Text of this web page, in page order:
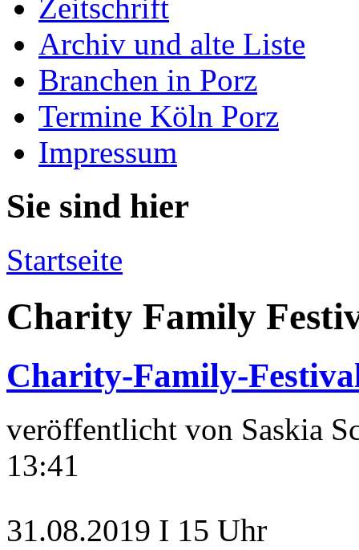
Zeitschrift
Archiv und alte Liste
Branchen in Porz
Termine Köln Porz
Impressum
Sie sind hier
Startseite
Charity Family
Charity-Family-
veröffentlicht von Saskia
13:41
31.08.2019 I 15 Uhr